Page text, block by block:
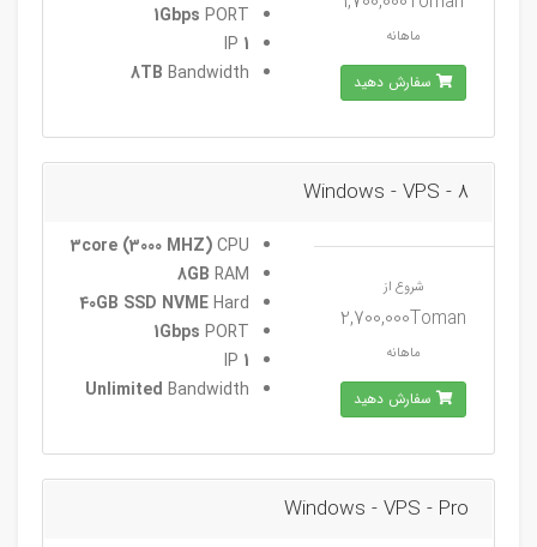
1Gbps PORT
1
8TB Bandwidth
ماهانه
سفارش دهید
Windows - VPS - 8
3core (3000 MHZ)CPU
8GB RAM
40GB SSD NVMEHard
1Gbps PORT
1
Unlimited Bandwidth
شروع از
2,700,000Toman
ماهانه
سفارش دهید
Windows - VPS - Pro